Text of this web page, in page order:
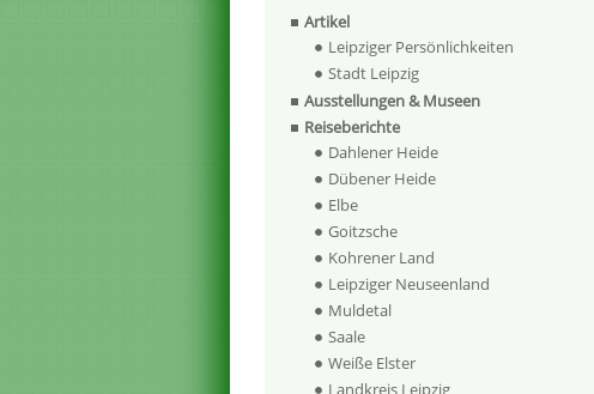
Artikel
Leipziger Persönlichkeiten
Stadt Leipzig
Ausstellungen & Museen
Reiseberichte
Dahlener Heide
Dübener Heide
Elbe
Goitzsche
Kohrener Land
Leipziger Neuseenland
Muldetal
Saale
Weiße Elster
Landkreis Leipzig